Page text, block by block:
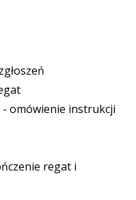
omówienie instrukcji
regat i